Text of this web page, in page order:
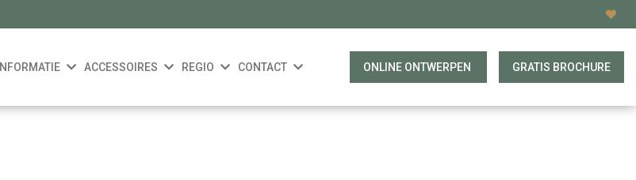
INFORMATIE ACCESSOIRES REGIO CONTACT ONLINE ONTWERPEN GRATIS BROCHURE